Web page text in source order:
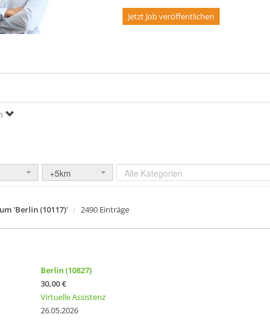
Jetzt Job veröffentlichen
+5km Alle Kategorien
'Berlin (10117)' 2490 Einträge
Berlin (10827)
30,00 €
Virtuelle Assistenz
26.05.2026